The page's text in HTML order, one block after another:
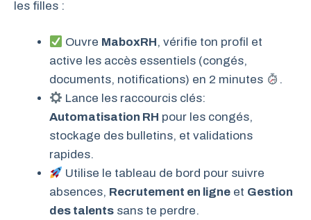
les filles :
Ouvre MaboxRH, vérifie ton profil et
active les accès essentiels (congés,
documents, notifications) en 2 minutes
.
Lance les raccourcis clés:
Automatisation RH pour les congés,
stockage des bulletins, et validations
rapides.
Utilise le tableau de bord pour suivre
absences, Recrutement en ligne et Gestion
des talents sans te perdre.